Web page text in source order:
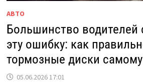
АВТО
Большинство
эту ошибку: как
тормозные диски самому
05.06.2026 17:01